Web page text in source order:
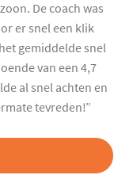
De coach was
er snel een klik
gemiddelde snel
van een 4,7
al snel achten en
tevreden!”